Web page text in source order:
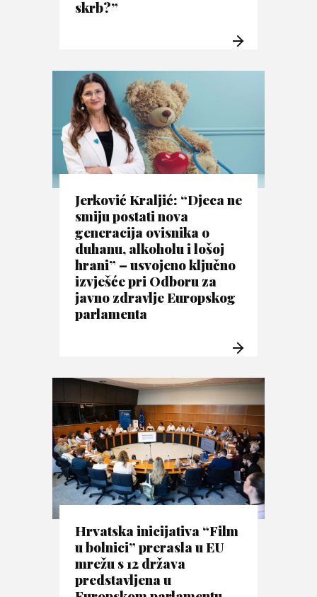
skrb?”
Jerković Kraljić: “Djeca ne
smiju postati nova
generacija ovisnika o
duhanu, alkoholu i lošoj
hrani” – usvojeno ključno
izvješće pri Odboru za
javno zdravlje Europskog
parlamenta
Hrvatska inicijativa “Film
u bolnici” prerasla u EU
mrežu s 12 država
predstavljena u